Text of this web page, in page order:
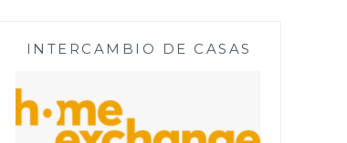
INTERCAMBIO DE CASAS